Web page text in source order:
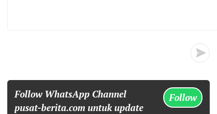
Follow WhatsApp Channel
pusat-berita.com untuk update
Follow